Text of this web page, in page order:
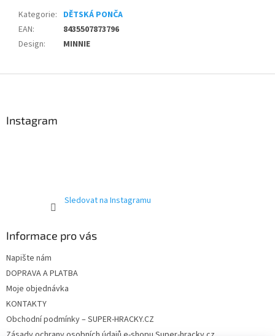
Kategorie: DĚTSKÁ PONČA
EAN:
8435507873796
Design: MINNIE
Instagram
Sledovat na Instagramu
Informace pro vás
Napište nám
DOPRAVA A PLATBA
Moje objednávka
KONTAKTY
Obchodní podmínky – SUPER-HRACKY.CZ